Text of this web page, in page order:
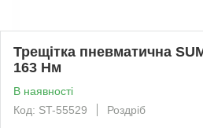
Трещітка пневматична
163 Нм
В наявності
Код: ST-55529
Роздріб